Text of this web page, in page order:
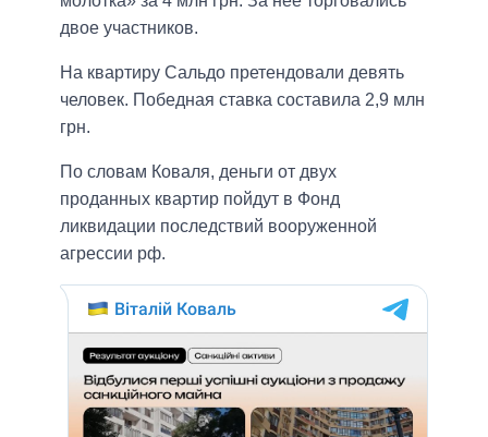
двое участников.
На квартиру Сальдо претендовали девять
человек. Победная ставка составила 2,9 млн
грн.
По словам Коваля, деньги от двух
проданных квартир пойдут в Фонд
ликвидации последствий вооруженной
агрессии рф.